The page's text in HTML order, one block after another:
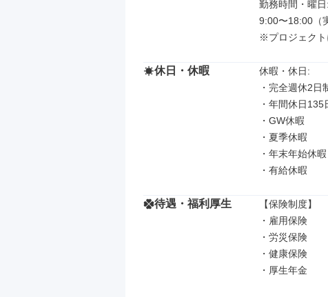
勤務時間・曜日:
9:00〜18:00（
※プロジェクト
休日・休暇
休暇・休日:
・完全週休2日
・年間休日135
・GW休暇
・夏季休暇
・年末年始休暇
・有給休暇
待遇・福利厚生
【保険制度】
・雇用保険
・労災保険
・健康保険
・厚生年金